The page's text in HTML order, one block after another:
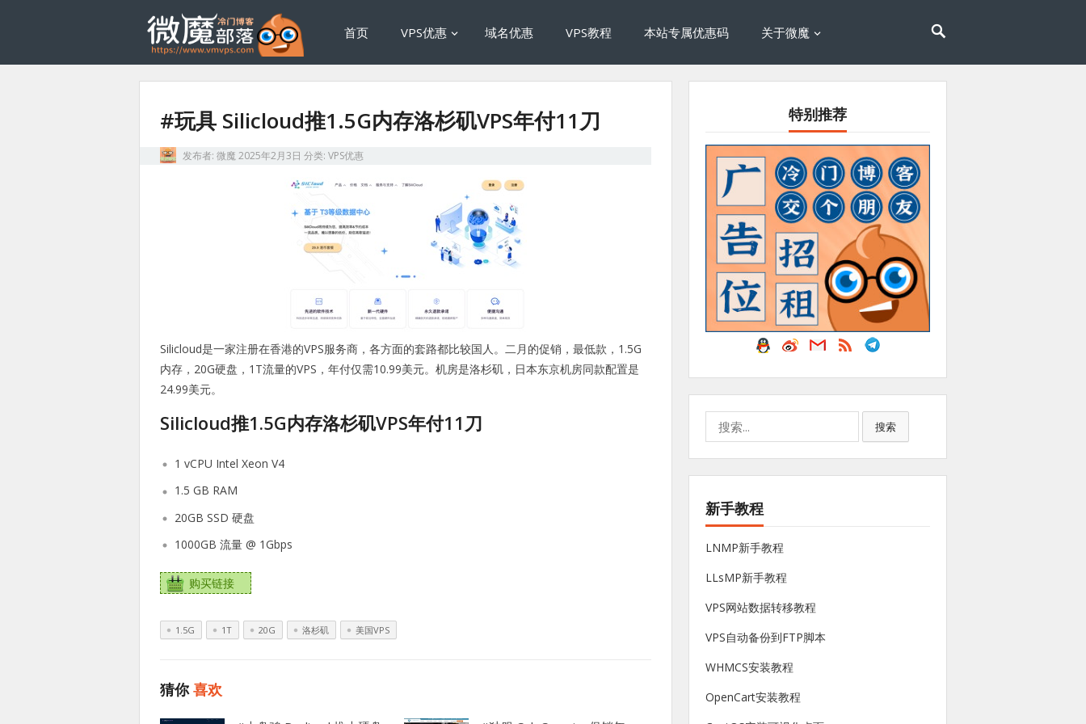
首页 VPS优惠 域名优惠 VPS教程 本站专属优惠码 关于微魔
#玩具 Silicloud推1.5G内存洛杉矶VPS年付11刀
发布者: 微魔 2025年2月3日 分类: VPS优惠
Silicloud是一家注册在香港的VPS服务商，各方面的套路都比较国人。二月的促销，最低款，1.5G
内存，20G硬盘，1T流量的VPS，年付仅需10.99美元。机房是洛杉矶，日本东京机房同款配置是
24.99美元。
Silicloud推1.5G内存洛杉矶VPS年付11刀
1 vCPU Intel Xeon V4
1.5 GB RAM
20GB SSD 硬盘
1000GB 流量 @ 1Gbps
购买链接
1.5G 1T 20G 洛杉矶 美国VPS
猜你喜欢
特别推荐
搜索
新手教程
LNMP新手教程
LLsMP新手教程
VPS网站数据转移教程
VPS自动备份到FTP脚本
WHMCS安装教程
OpenCart安装教程